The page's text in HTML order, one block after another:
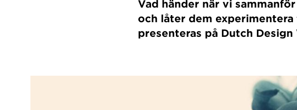
Vad händer när vi
och låter dem
presenteras på Dutch Design